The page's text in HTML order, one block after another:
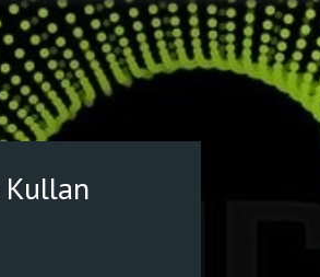
Şifalandır.